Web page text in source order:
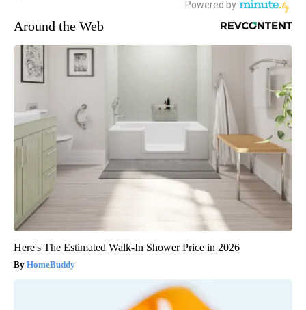
Around the Web
Here's The Estimated Walk-In Shower Price in 2026
HomeBuddy